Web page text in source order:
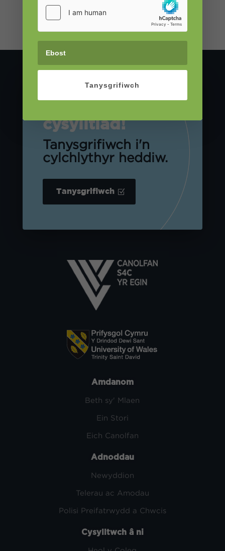
cysylltiad!
Tanysgrifiwch i'n
cylchlythyr heddiw.
Tanysgrifiwch
Amdanom
Beth sy' Mlaen
Ein Stori
Eich Canolfan
Adnoddau
Newyddion
Telerau ac Amodau
Polisi Preifatrwydd a Chwcis
Cysylltwch â ni
Tanysgrifiwch